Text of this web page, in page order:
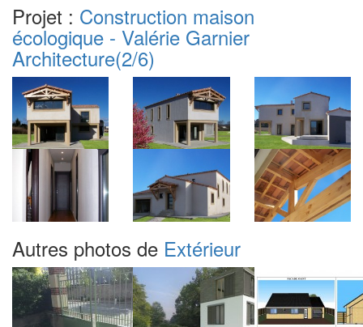
Projet : Construction maison
écologique - Valérie Garnier
Architecture(2/6)
Autres photos de Extérieur